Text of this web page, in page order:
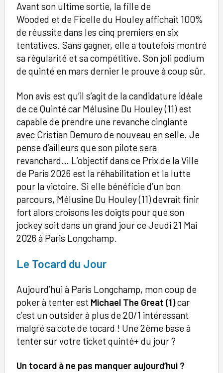
Avant son ultime sortie, la fille de
Wooded et de Ficelle du Houley affichait 100%
de réussite dans les cinq premiers en six
tentatives. Sans gagner, elle a toutefois montré
sa régularité et sa compétitive. Son joli podium
de quinté en mars dernier le prouve à coup sûr.
Mon avis est qu’il s’agit de la candidature idéale
de ce Quinté car Mélusine Du Houley (11) est
capable de prendre une revanche cinglante
avec Cristian Demuro de nouveau en selle. Je
pense d’ailleurs que son pilote sera
revanchard… L’objectif dans ce Prix de la Ville
de Paris 2026 est la réhabilitation et la lutte
pour la victoire. Si elle bénéficie d’un bon
parcours, Mélusine Du Houley (11) devrait finir
fort alors croisons les doigts pour que son
jockey soit dans un grand jour ce Jeudi 21 Mai
2026 à Paris Longchamp.
Le Tocard du Jour
Aujourd’hui à Paris Longchamp, mon coup de
poker à tenter est Michael The Great (1)car
c’est un outsider à plus de 20/1 intéressant
malgré sa cote de tocard ! Une 2ème base à
tenter sur votre ticket quinté+ du jour ?
Un tocard à ne pas manquer aujourd’hui ?